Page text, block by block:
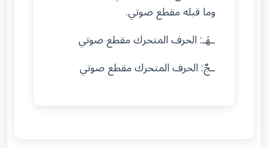
وما قبله مقطع صوتي.
ـهَـ: الحرف المتحرك مقطع صوتي
ـجٌ: الحرف المتحرك مقطع صوتي